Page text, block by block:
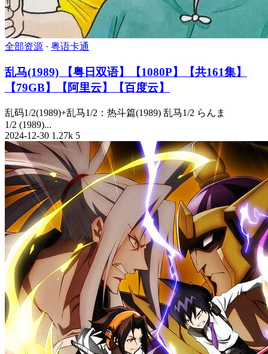
全部资源 · 粤语卡通
乱马(1989) 【粤日双语】【1080P】【共161集】
【79GB】【阿里云】【百度云】
乱码1/2(1989)+乱马1/2：热斗篇(1989) 乱马1/2 らんま
1/2 (1989)...
2024-12-30 1.27k 5